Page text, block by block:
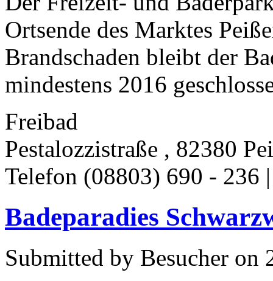
Ortsende des Marktes
Brandschaden bleibt der
mindestens 2016
Freibad
Pestalozzistraße , 82380
Telefon (08803) 690 - 236
Badeparadies
Submitted by Besucher on